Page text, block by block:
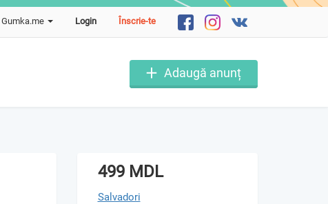
Login Înscrie-te
Adaugă anunț
499 MDL
Salvadori